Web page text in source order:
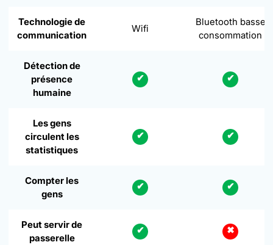
Technologie de
communication
Wifi
Bluetooth basse
consommation
Détection de
présence
humaine
✔ ✔
Les gens
circulent les
statistiques
✔ ✔
Compter les
gens
✔ ✔
Peut servir de
passerelle
✔ ✖